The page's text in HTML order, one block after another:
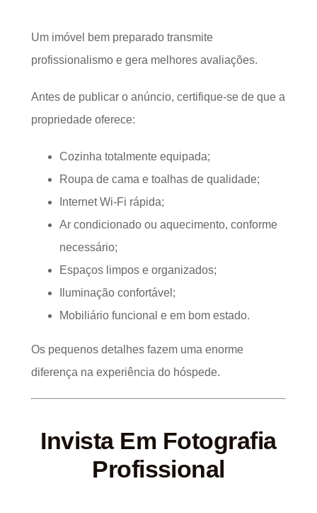
Um imóvel bem preparado transmite
profissionalismo e gera melhores avaliações.
Antes de publicar o anúncio, certifique-se de que a
propriedade oferece:
Cozinha totalmente equipada;
Roupa de cama e toalhas de qualidade;
Internet Wi-Fi rápida;
Ar condicionado ou aquecimento, conforme
necessário;
Espaços limpos e organizados;
Iluminação confortável;
Mobiliário funcional e em bom estado.
Os pequenos detalhes fazem uma enorme
diferença na experiência do hóspede.
Invista Em Fotografia
Profissional